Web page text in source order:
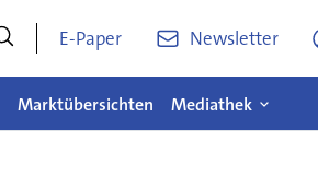
E-Paper Newsletter
Marktübersichten Mediathek